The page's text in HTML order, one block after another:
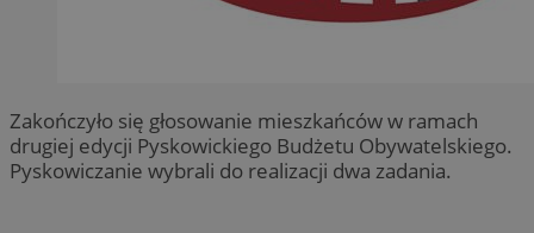
Zakończyło się głosowanie mieszkańców w ramach
drugiej edycji Pyskowickiego Budżetu Obywatelskiego.
Pyskowiczanie wybrali do realizacji dwa zadania.